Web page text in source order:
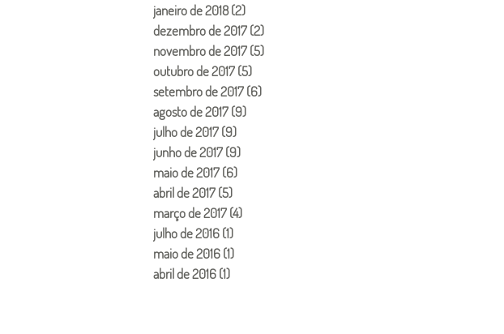
janeiro de 2018(2)
dezembro de 2017(2)
novembro de 2017(5)
outubro de 2017(5)
setembro de 2017(6)
agosto de 2017(9)
julho de 2017(9)
junho de 2017(9)
maio de 2017(6)
abril de 2017(5)
março de 2017(4)
julho de 2016(1)
maio de 2016(1)
abril de 2016(1)